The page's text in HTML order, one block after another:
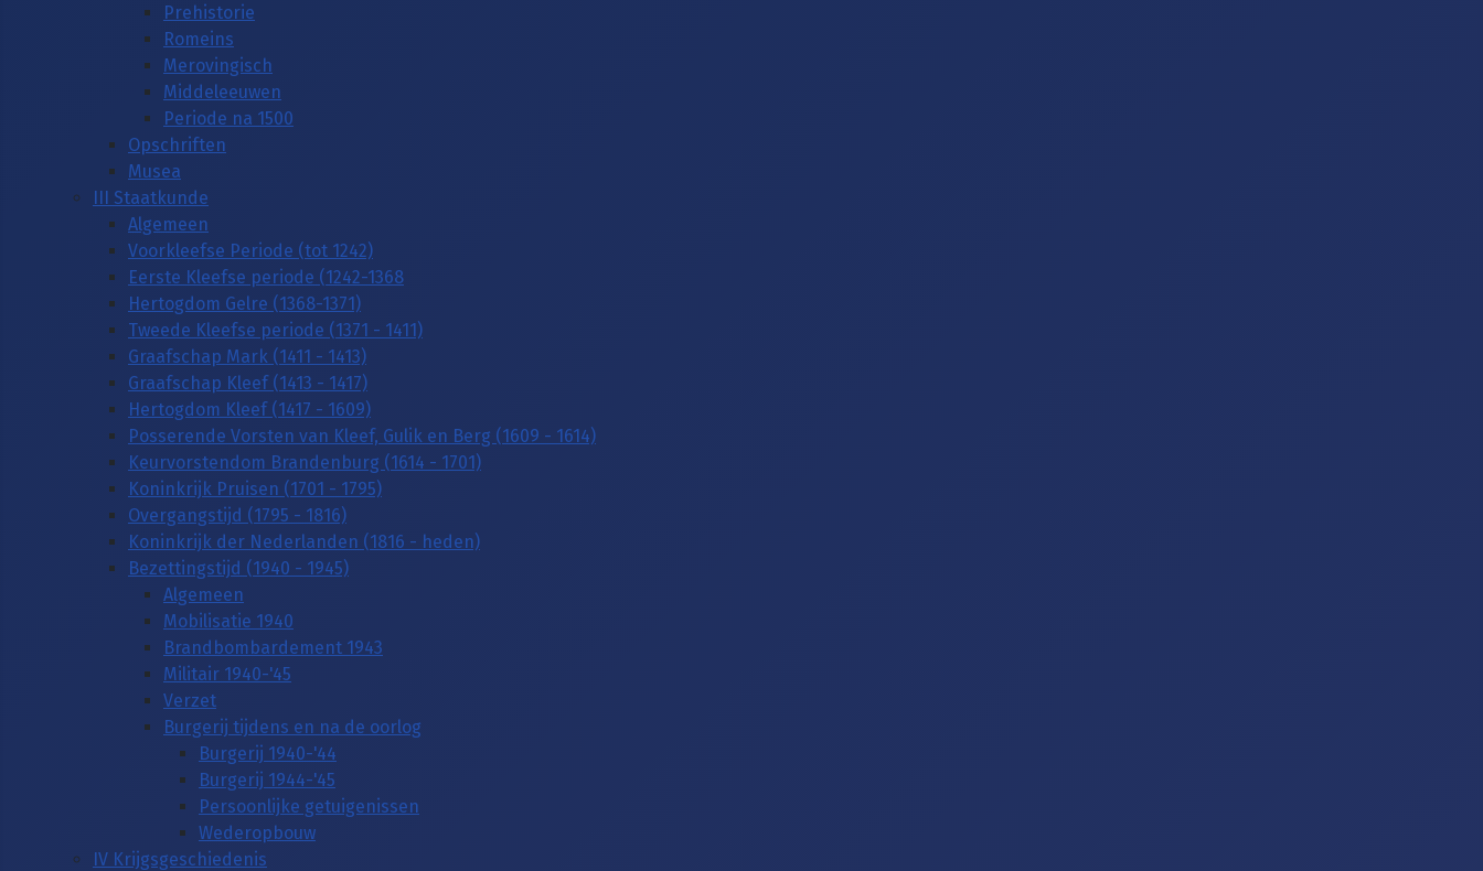
Prehistorie
Romeins
Merovingisch
Middeleeuwen
Periode na 1500
Opschriften
Musea
III Staatkunde
Algemeen
Voorkleefse Periode (tot 1242)
Eerste Kleefse periode (1242-1368
Hertogdom Gelre (1368-1371)
Tweede Kleefse periode (1371 - 1411)
Graafschap Mark (1411 - 1413)
Graafschap Kleef (1413 - 1417)
Hertogdom Kleef (1417 - 1609)
Posserende Vorsten van Kleef, Gulik en Berg (1609 - 1614)
Keurvorstendom Brandenburg (1614 - 1701)
Koninkrijk Pruisen (1701 - 1795)
Overgangstijd (1795 - 1816)
Koninkrijk der Nederlanden (1816 - heden)
Bezettingstijd (1940 - 1945)
Algemeen
Mobilisatie 1940
Brandbombardement 1943
Militair 1940-'45
Verzet
Burgerij tijdens en na de oorlog
Burgerij 1940-'44
Burgerij 1944-'45
Persoonlijke getuigenissen
Wederopbouw
IV Krijgsgeschiedenis